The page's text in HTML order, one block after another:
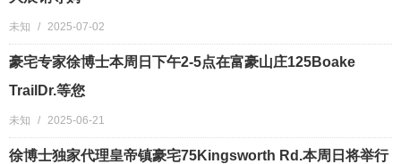
未知 / 2025-07-02
豪宅专家徐博士本周日下午2-5点在富豪山庄125Boake
TrailDr.等您
未知 / 2025-06-21
徐博士独家代理皇帝镇豪宅75Kingsworth Rd.本周日将举行